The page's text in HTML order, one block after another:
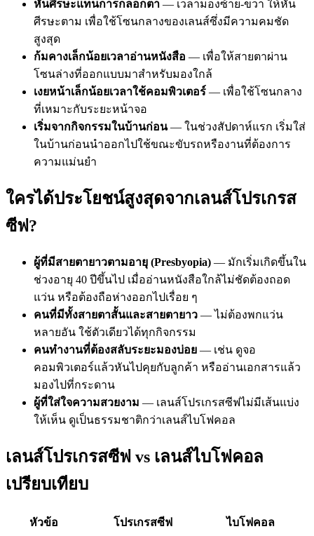
หันศีรษะแทนการกลอกตา — เวลามองซ้าย-ขวา ให้หัน
ศีรษะตาม เพื่อใช้โซนกลางของเลนส์ซึ่งมีความคมชัด
สูงสุด
ก้มคางเล็กน้อยเวลาอ่านหนังสือ — เพื่อให้สายตาผ่าน
โซนล่างที่ออกแบบมาสำหรับมองใกล้
เงยหน้าเล็กน้อยเวลาใช้คอมพิวเตอร์ — เพื่อใช้โซนกลาง
ที่เหมาะกับระยะหน้าจอ
เริ่มจากกิจกรรมในบ้านก่อน— ในช่วงสัปดาห์แรก เริ่มใส่
ในบ้านก่อนนำออกไปใช้ขณะขับรถหรืองานที่ต้องการ
ความแม่นยำ
ใครได้ประโยชน์สูงสุดจากเลนส์โปรเกรส
ซีฟ?
ผู้ที่มีสายตายาวตามอายุ (Presbyopia) — มักเริ่มเกิดขึ้นใน
ช่วงอายุ 40 ปีขึ้นไป เมื่ออ่านหนังสือใกล้ไม่ชัดต้องถอด
แว่น หรือต้องถือห่างออกไปเรื่อย ๆ
คนที่มีทั้งสายตาสั้นและสายตายาว — ไม่ต้องพกแว่น
หลายอัน ใช้ตัวเดียวได้ทุกกิจกรรม
คนทำงานที่ต้องสลับระยะมองบ่อย — เช่น ดูจอ
คอมพิวเตอร์แล้วหันไปคุยกับลูกค้า หรืออ่านเอกสารแล้ว
มองไปที่กระดาน
ผู้ที่ใส่ใจความสวยงาม — เลนส์โปรเกรสซีฟไม่มีเส้นแบ่ง
ให้เห็น ดูเป็นธรรมชาติกว่าเลนส์ไบโฟคอล
เลนส์โปรเกรสซีฟ vs เลนส์ไบโฟคอล
เปรียบเทียบ
หัวข้อ โปรเกรสซีฟ ไบโฟคอล